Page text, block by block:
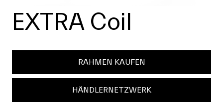
EXTRA Coil
RAHMEN KAUFEN
HÄNDLERNETZWERK